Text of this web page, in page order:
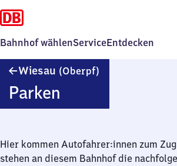
Bahnhof wählenServiceEntdecken
Wiesau (Oberpf)
Parken
Hier kommen Autofahrer:innen zum
stehen an diesem Bahnhof die